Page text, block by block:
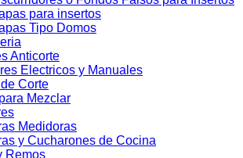
para insertos
Tipo Domos
Anticorte
Electricos y Manuales
Corte
Mezclar
Medidoras
y Cucharones de Cocina
Remos